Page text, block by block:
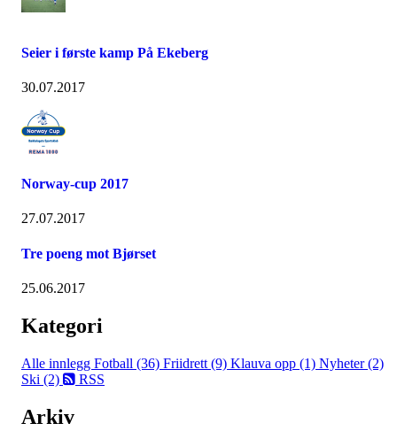
Seier i første kamp På Ekeberg
30.07.2017
Norway-cup 2017
27.07.2017
Tre poeng mot Bjørset
25.06.2017
Kategori
Alle innlegg Fotball (36) Friidrett (9) Klauva opp (1) Nyheter (2)
Ski (2)
RSS
Arkiv